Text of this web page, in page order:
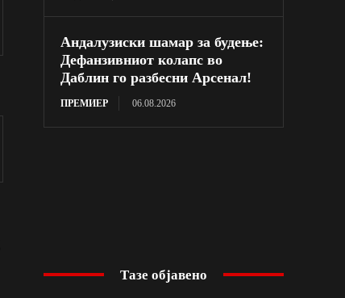
Андалузиски шамар за будење:
Дефанзивниот колапс во
Даблин го разбесни Арсенал!
ПРЕМИЕР 06.08.2026
Тазе објавено